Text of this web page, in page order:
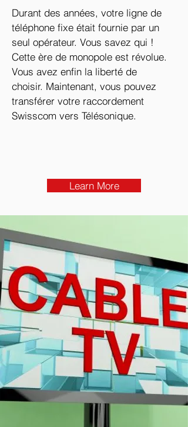
Durant des années, votre ligne de
téléphone fixe était fournie par un
seul opérateur. Vous savez qui !
Cette ère de monopole est révolue.
Vous avez enfin la liberté de
choisir. Maintenant, vous pouvez
transférer votre raccordement
Swisscom vers Télésonique.
Learn More